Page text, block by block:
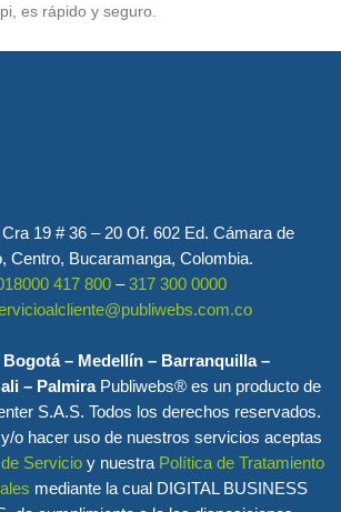
es rápido y seguro.
19 # 36 – 20 Of. 602 Ed. Cámara de
Centro, Bucaramanga, Colombia.
417 800 –317 300 0000
– Medellín – Barranquilla –
– PalmiraPubliwebs® es un producto de
S.A.S. Todos los derechos reservados.
o hacer uso de nuestros servicios aceptas
Servicio y nuestra Política de Tratamiento
mediante la cual DIGITAL BUSINESS